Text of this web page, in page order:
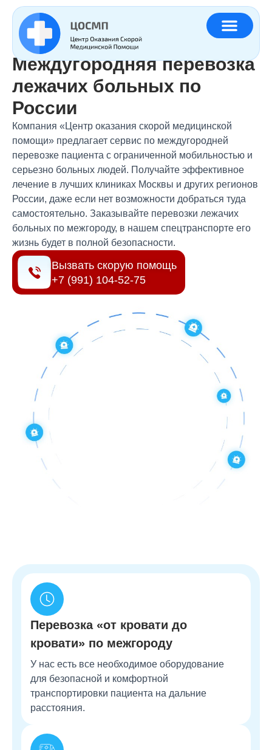
Главная »Услуги
Скорая помощь при необходимости эвакуации
в Москву
Работаем по Москве и МО
Междугородняя перевозка
лежачих больных по
России
Компания «Центр оказания скорой медицинской
помощи» предлагает сервис по междугородней
перевозке пациента с ограниченной мобильностью и
серьезно больных людей. Получайте эффективное
лечение в лучших клиниках Москвы и других регионов
России, даже если нет возможности добраться туда
самостоятельно. Заказывайте перевозки лежачих
больных по межгороду, в нашем спецтранспорте его
жизнь будет в полной безопасности.
Вызвать скорую помощь
+7 (991) 104-52-75
Перевозка «от кровати до
кровати» по межгороду
У нас есть все необходимое оборудование
для безопасной и комфортной
транспортировки пациента на дальние
расстояния.